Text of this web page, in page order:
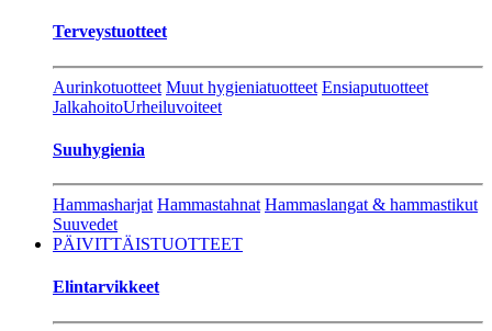
Terveystuotteet
Aurinkotuotteet Muut hygieniatuotteet Ensiaputuotteet
JalkahoitoUrheiluvoiteet
Suuhygienia
Hammasharjat Hammastahnat Hammaslangat & hammastikut
Suuvedet
PÄIVITTÄISTUOTTEET
Elintarvikkeet